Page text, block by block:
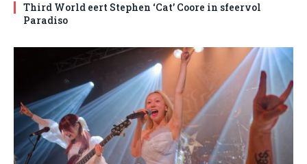
Third World eert Stephen ‘Cat’ Coore in sfeervol
Paradiso